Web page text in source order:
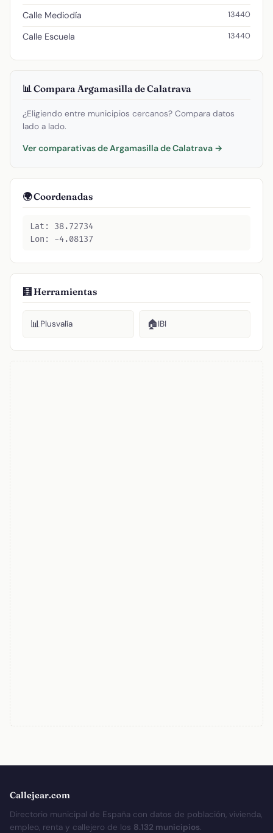
Calle Mediodía 13440
Calle Escuela 13440
📊 Compara Argamasilla de Calatrava
¿Eligiendo entre municipios cercanos? Compara datos
lado a lado.
Ver comparativas de Argamasilla de Calatrava →
🌍 Coordenadas
Lat: 38.72734
Lon: -4.08137
🧮 Herramientas
📊Plusvalía 🏠IBI
Callejear.com
Directorio municipal de España con datos de población, vivienda,
empleo, renta y callejero de los 8.132 municipios.